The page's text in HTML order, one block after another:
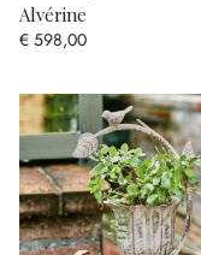
Alvérine
€ 598,00